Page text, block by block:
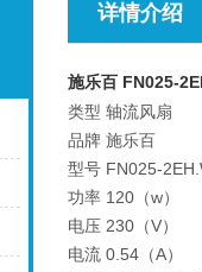
详情介绍
施乐百 FN025-
类型 轴流风扇
品牌 施乐百
型号 FN025-
功率 120（w）
电压 230（V）
电流 0.54（A）